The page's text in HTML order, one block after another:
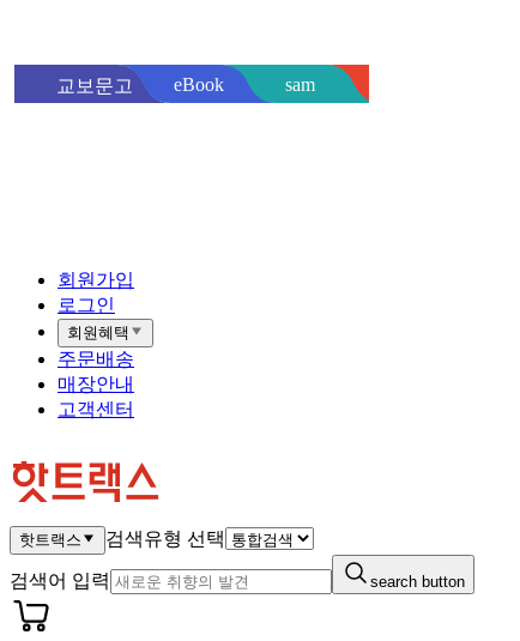
교보문고 eBook sam
회원가입
로그인
회원혜택
주문배송
매장안내
고객센터
핫트랙스 검색유형 선택
검색어 입력 search button